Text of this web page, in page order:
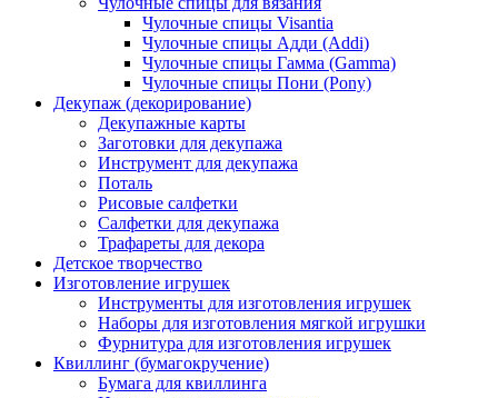
Чулочные спицы Visantia
Чулочные спицы Адди (Addi)
Чулочные спицы Гамма (Gamma)
Чулочные спицы Пони (Pony)
Декупаж (декорирование)
Декупажные карты
Заготовки для декупажа
Инструмент для декупажа
Поталь
Рисовые салфетки
Салфетки для декупажа
Трафареты для декора
Детское творчество
Изготовление игрушек
Инструменты для изготовления игрушек
Наборы для изготовления мягкой игрушки
Фурнитура для изготовления игрушек
Квиллинг (бумагокручение)
Бумага для квиллинга